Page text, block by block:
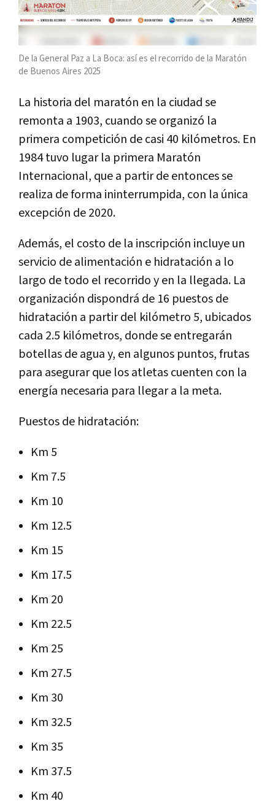
De la General Paz a La Boca: así es el recorrido de la Maratón
de Buenos Aires 2025
La historia del maratón en la ciudad se
remonta a 1903, cuando se organizó la
primera competición de casi 40 kilómetros. En
1984 tuvo lugar la primera Maratón
Internacional, que a partir de entonces se
realiza de forma ininterrumpida, con la única
excepción de 2020.
Además, el costo de la inscripción incluye un
servicio de alimentación e hidratación a lo
largo de todo el recorrido y en la llegada. La
organización dispondrá de 16 puestos de
hidratación a partir del kilómetro 5, ubicados
cada 2.5 kilómetros, donde se entregarán
botellas de agua y, en algunos puntos, frutas
para asegurar que los atletas cuenten con la
energía necesaria para llegar a la meta.
Puestos de hidratación:
Km 5
Km 7.5
Km 10
Km 12.5
Km 15
Km 17.5
Km 20
Km 22.5
Km 25
Km 27.5
Km 30
Km 32.5
Km 35
Km 37.5
Km 40